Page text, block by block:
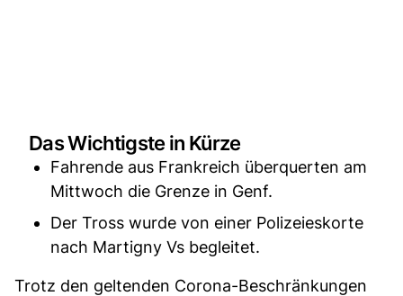
Das Wichtigste in Kürze
Fahrende aus Frankreich überquerten am
Mittwoch die Grenze in Genf.
Der Tross wurde von einer Polizeieskorte
nach Martigny Vs begleitet.
Trotz den geltenden Corona-Beschränkungen